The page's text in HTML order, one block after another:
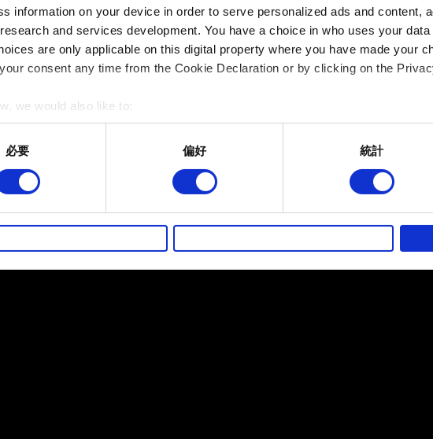
information on your device in order to serve personalized ads and content,
and services development. You have a choice in who uses your
are only applicable on this digital property where you have made your
consent any time from the Cookie Declaration or by clicking on the
we would also like to:
information about your geographical location which can be accurate to
your device by actively scanning it for specific characteristics
about how your personal data is processed and set your preferences in
過社群網站了解您的喜好，並為您推薦合適的內容，偶爾這些資訊也會提供我
必要 偏好 統計